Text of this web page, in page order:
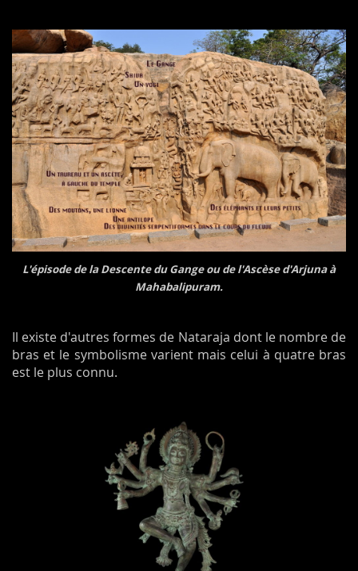
L'épisode de la Descente du Gange ou de l'Ascèse d'Arjuna à
Mahabalipuram.
Il existe d'autres formes de Nataraja dont le nombre de
bras et le symbolisme varient mais celui à quatre bras
est le plus connu.